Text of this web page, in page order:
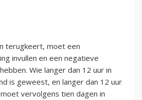
terugkeert, moet een
invullen en een negatieve
Wie langer dan 12 uur in
is geweest, en langer dan 12 uur
vervolgens tien dagen in